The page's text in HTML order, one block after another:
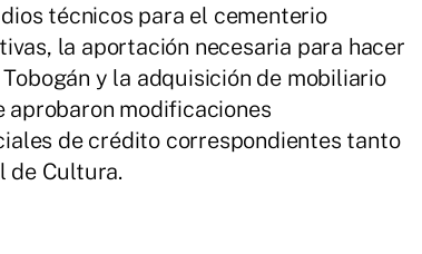
técnicos para el cementerio
la aportación necesaria para hacer
y la adquisición de mobiliario
aprobaron modificaciones
de crédito correspondientes tanto
de Cultura.